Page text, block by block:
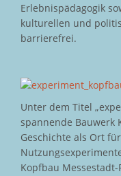
Erlebnispädagogik
kulturellen und
barrierefrei.
Unter dem Titel „expe
spannende Bauwerk
Geschichte als Ort
Kopfbau